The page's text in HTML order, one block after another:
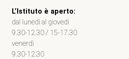
L’Istituto è aperto:
dal lunedì al giovedì
9.30-12.30 / 15-17.30
venerdì
9.30-12.30